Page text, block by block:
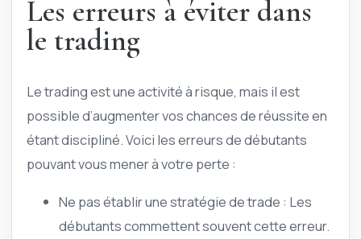
Les erreurs à éviter dans
le trading
Le trading est une activité à risque, mais il est
possible d’augmenter vos chances de réussite en
étant discipliné. Voici les erreurs de débutants
pouvant vous mener à votre perte :
Ne pas établir une stratégie de trade : Les
débutants commettent souvent cette erreur.